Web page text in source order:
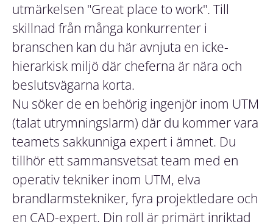
utmärkelsen "Great place to work". Till
skillnad från många konkurrenter i
branschen kan du här avnjuta en icke-
hierarkisk miljö där cheferna är nära och
beslutsvägarna korta.
Nu söker de en behörig ingenjör inom UTM
(talat utrymningslarm) där du kommer vara
teamets sakkunniga expert i ämnet. Du
tillhör ett sammansvetsat team med en
operativ tekniker inom UTM, elva
brandlarmstekniker, fyra projektledare och
en CAD-expert. Din roll är primärt inriktad